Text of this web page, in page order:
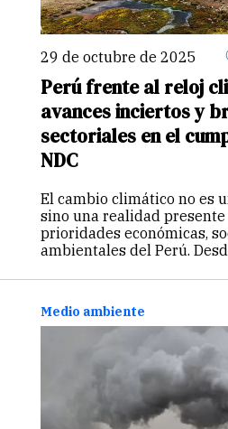
29 de octubre de 2025
Perú frente al reloj
avances inciertos y
sectoriales en el
NDC
El cambio climático no es
sino una realidad
prioridades económicas,
ambientales del Perú.
Determinadas a Nivel
compromisos asumidos…
Medio ambiente